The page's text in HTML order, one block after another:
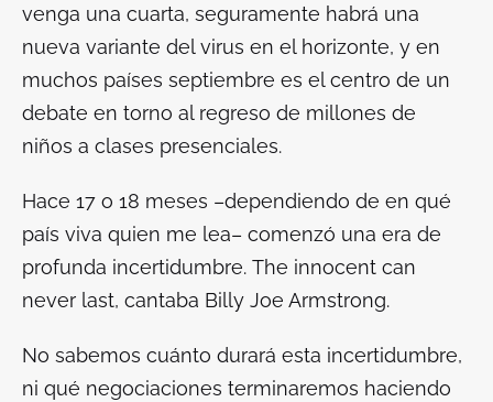
venga una cuarta, seguramente habrá una
nueva variante del virus en el horizonte, y en
muchos países septiembre es el centro de un
debate en torno al regreso de millones de
niños a clases presenciales.
Hace 17 o 18 meses –dependiendo de en qué
país viva quien me lea– comenzó una era de
profunda incertidumbre. The innocent can
never last, cantaba Billy Joe Armstrong.
No sabemos cuánto durará esta incertidumbre,
ni qué negociaciones terminaremos haciendo